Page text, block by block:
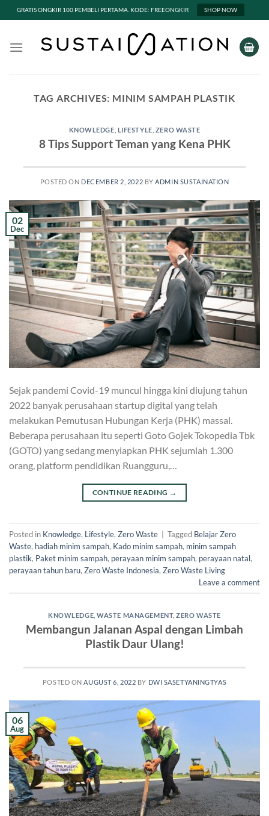
GRATIS ONGKIR 100 PEMBELI PERTAMA. KODE: FREEONGKIR SHOP NOW
TAG ARCHIVES: MINIM SAMPAH PLASTIK
KNOWLEDGE LIFESTYLE ZERO WASTE
8 Tips Support Teman yang Kena PHK
POSTED ON DECEMBER 2, 2022 BYADMIN SUSTAINATION
02
Dec
Sejak pandemi Covid-19 muncul hingga kini diujung tahun
2022 banyak perusahaan startup digital yang telah
melakukan Pemutusan Hubungan Kerja (PHK) massal.
Beberapa perusahaan itu seperti Goto Gojek Tokopedia Tbk
(GOTO) yang sedang menyiapkan PHK sejumlah 1.300
orang, platform pendidikan Ruangguru,…
CONTINUE READING →
Posted in Knowledge, Lifestyle, Zero Waste Tagged Belajar Zero
Waste, hadiah minim sampah, Kado minim sampah, minim sampah
plastik, Paket minim sampah, perayaan minim sampah, perayaan natal,
perayaan tahun baru, Zero Waste Indonesia, Zero Waste Living
Leave a comment
KNOWLEDGE ,WASTE MANAGEMENT,ZERO WASTE
Membangun Jalanan Aspal dengan Limbah
Plastik Daur Ulang!
POSTED ON AUGUST 6, 2022 BY DWI SASETYANINGTYAS
06
Aug